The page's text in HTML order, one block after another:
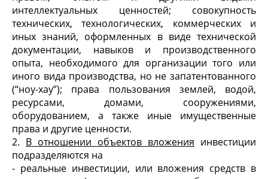
интеллектуальных ценностей; совокупность
технических, технологических, коммерческих и
иных знаний, оформленных в виде технической
документации, навыков и производственного
опыта, необходимого для организации того или
иного вида производства, но не запатентованного
(“ноу-хау”); права пользования землей, водой,
ресурсами, домами, сооружениями,
оборудованием, а также иные имущественные
права и другие ценности.
2. В отношении объектов вложения инвестиции
подразделяются на
- реальные инвестиции, или вложения средств в